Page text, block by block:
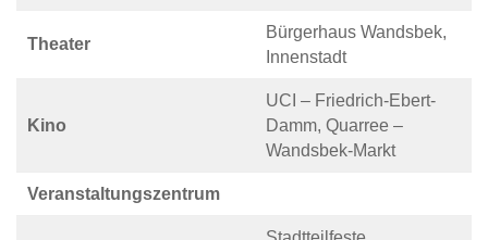
Theater
Bürgerhaus Wandsbek,
Innenstadt
Kino
UCI – Friedrich-Ebert-
Damm, Quarree –
Wandsbek-Markt
Veranstaltungszentrum